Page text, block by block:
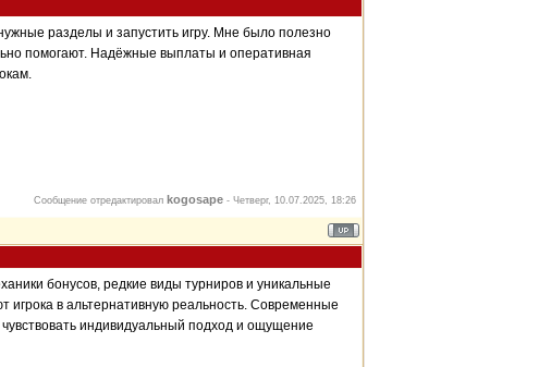
разделы и запустить игру. Мне было полезно
помогают. Надёжные выплаты и оперативная
Сообщение отредактировал kogosape - Четверг, 10.07.2025, 18:26
бонусов, редкие виды турниров и уникальные
в альтернативную реальность. Современные
индивидуальный подход и ощущение